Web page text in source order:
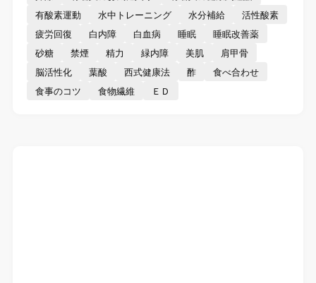
有酸素運動
水中トレーニング 水分補給
活性酸素
疲労回復
白内障 白血病 睡眠
睡眠改善薬
砂糖
禁煙 精力 緑内障 美肌
肩甲骨
脳活性化
葉酸 西式健康法 酢
食べ合わせ
食事のコツ
食物繊維 ＥＤ